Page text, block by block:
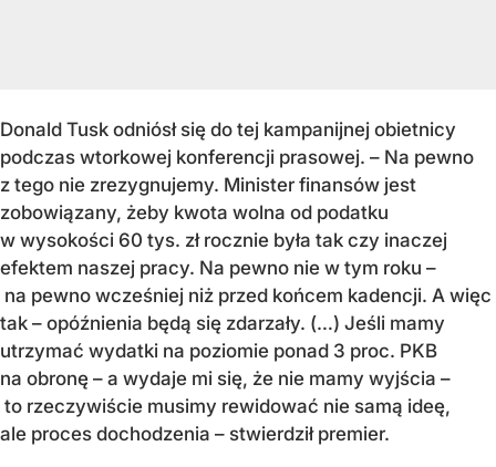
Donald Tusk odniósł się do tej kampanijnej obietnicy
podczas wtorkowej konferencji prasowej. – Na pewno
z tego nie zrezygnujemy. Minister finansów jest
zobowiązany, żeby kwota wolna od podatku
w wysokości 60 tys. zł rocznie była tak czy inaczej
efektem naszej pracy. Na pewno nie w tym roku –
na pewno wcześniej niż przed końcem kadencji. A więc
tak – opóźnienia będą się zdarzały. (…) Jeśli mamy
utrzymać wydatki na poziomie ponad 3 proc. PKB
na obronę – a wydaje mi się, że nie mamy wyjścia –
to rzeczywiście musimy rewidować nie samą ideę,
ale proces dochodzenia – stwierdził premier.